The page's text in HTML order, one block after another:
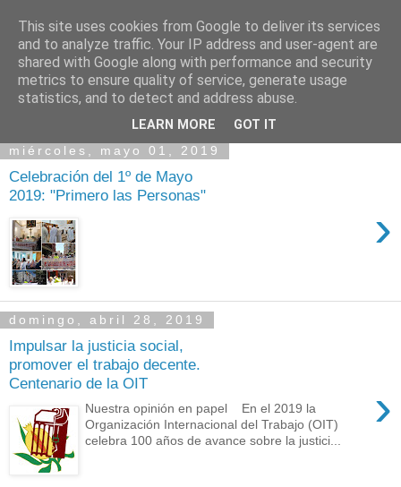
miércoles, mayo 01, 2019
Celebración del 1º de Mayo
2019: "Primero las Personas"
›
domingo, abril 28, 2019
Impulsar la justicia social,
promover el trabajo decente.
Centenario de la OIT
›
Nuestra opinión en papel En el 2019 la
Organización Internacional del Trabajo (OIT)
celebra 100 años de avance sobre la justici...
This site uses cookies from Google to deliver its services
and to analyze traffic. Your IP address and user-agent are
shared with Google along with performance and security
metrics to ensure quality of service, generate usage
statistics, and to detect and address abuse.
LEARN MORE GOT IT